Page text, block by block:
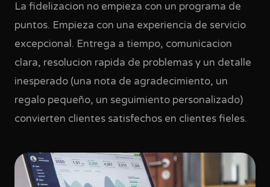
La fidelizacion no empieza con un programa de
puntos. Empieza con una experiencia de servicio
excepcional. Entrega a tiempo, comunicacion
clara, resolucion rapida de problemas y un detalle
inesperado (una nota de agradecimiento, un
regalo pequeño, un seguimiento personalizado)
convierten clientes satisfechos en clientes fieles.